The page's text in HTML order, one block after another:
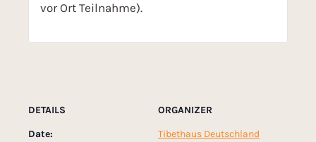
DETAILS
Date:
ORGANIZER
Tibethaus Deutschland
vor Ort Teilnahme).